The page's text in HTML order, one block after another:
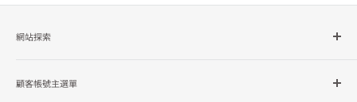
網站探索
品牌總覽
顧客帳號主選單